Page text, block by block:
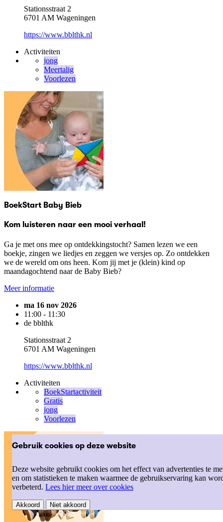
Gebruik cookies op deze website
Deze website gebruikt cookies om het effect van advertenties te
en om statistieken te maken waarmee de gebruikservaring kan
verbeterd. Lees hier meer over cookies
Akkoord Niet akkoord
Stationsstraat 2
6701 AM Wageningen
https://www.bblthk.nl
Activiteiten
jong
Meertalig
Voorlezen
BoekStart Baby Bieb
Kom luisteren naar een mooi verhaal!
Ga je met ons mee op ontdekkingstocht? Samen lezen we een
boekje, zingen we liedjes en zeggen we versjes op. Zo ontdekken
we de wereld om ons heen. Kom jij met je (klein) kind op
maandagochtend naar de Baby Bieb?
Meer informatie
ma 16 nov 2026
11:00 - 11:30
de bblthk
Stationsstraat 2
6701 AM Wageningen
https://www.bblthk.nl
Activiteiten
BoekStartactiviteit
Gratis
jong
Voorlezen